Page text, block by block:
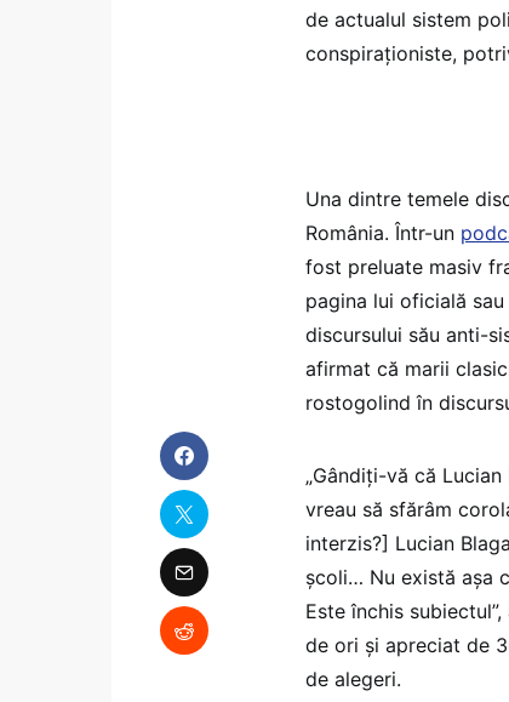
de actualul sistem
conspiraționiste,
Una dintre temele
România. Într-un
fost preluate masiv
pagina lui oficială
discursului său anti-
afirmat că marii
rostogolind în
„Gândiți-vă că
vreau să sfărâm
interzis?] Lucian
școli… Nu există așa
Este închis
de ori și apreciat de
de alegeri.